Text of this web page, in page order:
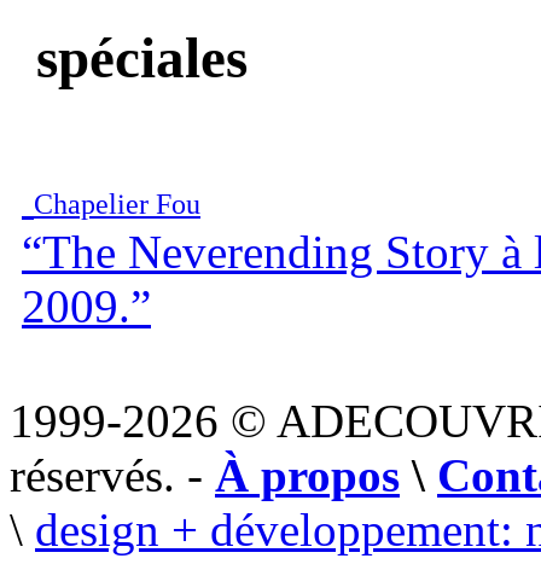
spéciales
Chapelier Fou
“The Neverending Story
2009.”
1999-2026 ©
réservés. - À propos \
\ design + développement: